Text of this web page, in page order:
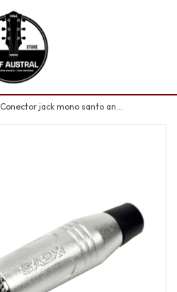
Conector jack mono santo angelo